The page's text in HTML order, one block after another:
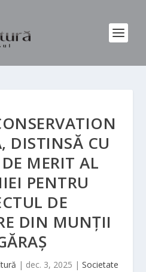
DISTINSĂ CU
MERIT AL
PENTRU
DE
DIN MUNȚII
| dec. 3, 2025 | Societate